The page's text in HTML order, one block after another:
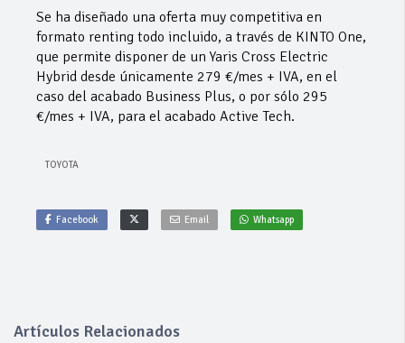
Se ha diseñado una oferta muy competitiva en
formato renting todo incluido, a través de KINTO One,
que permite disponer de un Yaris Cross Electric
Hybrid desde únicamente 279 €/mes + IVA, en el
caso del acabado Business Plus, o por sólo 295
€/mes + IVA, para el acabado Active Tech.
TOYOTA
Facebook Email Whatsapp
Artículos Relacionados